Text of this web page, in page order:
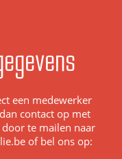
een medewerker
contact op met
te mailen naar
of bel ons op: